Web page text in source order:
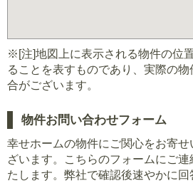
※[注]地図上に表示される物件の位
ることを表すものであり、実際の
合がございます。
物件お問い合わせフォーム
幸せホームの物件にご関心をお寄
ざいます。こちらのフォームにご
たします。弊社で確認後速やかに回